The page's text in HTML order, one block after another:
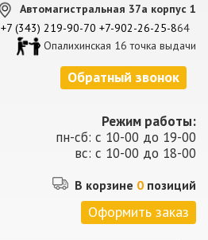
Автомагистральная 37а корпус 1
+7 (343) 219-90-70 +7-902-26-25-864
Опалихинская 16 точка выдачи
Обратный звонок
Режим работы:
пн-сб: с 10-00 до 19-00
вс: с 10-00 до 18-00
В корзине 0 позиций
Оформить заказ